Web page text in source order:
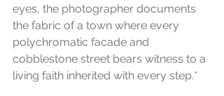
eyes, the photographer documents
the fabric of a town where every
polychromatic facade and
cobblestone street bears witness to a
living faith inherited with every step.*